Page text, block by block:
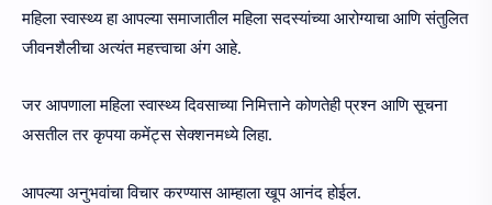
महिला स्वास्थ्य हा आपल्या समाजातील महिला सदस्यांच्या आरोग्याचा आणि संतुलित
जीवनशैलीचा अत्यंत महत्त्वाचा अंग आहे.
जर आपणाला महिला स्वास्थ्य दिवसाच्या निमित्ताने कोणतेही प्रश्न आणि सूचना
असतील तर कृपया कमेंट्स सेक्शनमध्ये लिहा.
आपल्या अनुभवांचा विचार करण्यास आम्हाला खूप आनंद होईल.